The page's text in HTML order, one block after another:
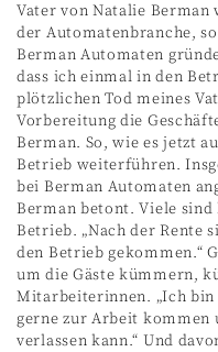
Vater von Natalie
der Automatenbranche,
Berman Automaten
dass ich einmal in den
plötzlichen Tod meines
Vorbereitung die
Berman. So, wie es jetzt
Betrieb weiterführen.
bei Berman Automaten
Berman betont. Viele
Betrieb. „Nach der Rente
den Betrieb gekommen.“
um die Gäste kümmern,
Mitarbeiterinnen. „Ich bin
gerne zur Arbeit kommen
verlassen kann.“ Und